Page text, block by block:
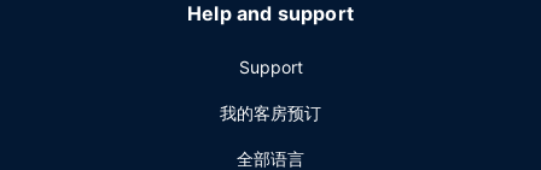
Help and support
Support
我的客房预订
全部语言